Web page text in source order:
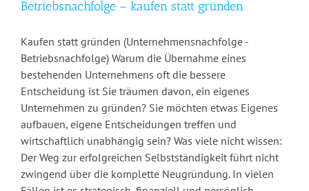
Betriebsnachfolge – kaufen statt gründen
Kaufen statt gründen (Unternehmensnachfolge -
Betriebsnachfolge) Warum die Übernahme eines
bestehenden Unternehmens oft die bessere
Entscheidung ist Sie träumen davon, ein eigenes
Unternehmen zu gründen? Sie möchten etwas Eigenes
aufbauen, eigene Entscheidungen treffen und
wirtschaftlich unabhängig sein? Was viele nicht wissen:
Der Weg zur erfolgreichen Selbstständigkeit führt nicht
zwingend über die komplette Neugründung. In vielen